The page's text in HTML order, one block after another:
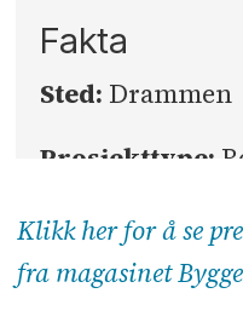
Fakta
Sted: Drammen
Prosjekttype:
Bruttoareal:
Byggherre:JM
Klikk her for å se
fra magasinet